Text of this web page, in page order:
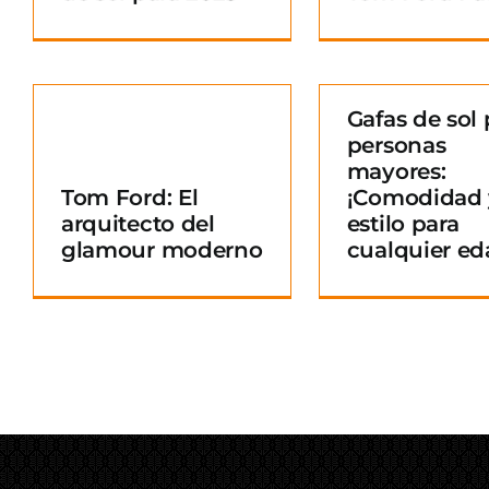
Tom Ford: El
arquitecto del
glamour moderno
¡Comodidad y
estilo para
cualquier edad!
Gafas de sol
personas
mayores:
¡Comodidad
estilo para
cualquier